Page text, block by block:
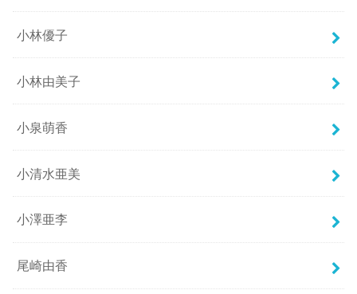
小林優子
小林由美子
小泉萌香
小清水亜美
小澤亜李
尾崎由香